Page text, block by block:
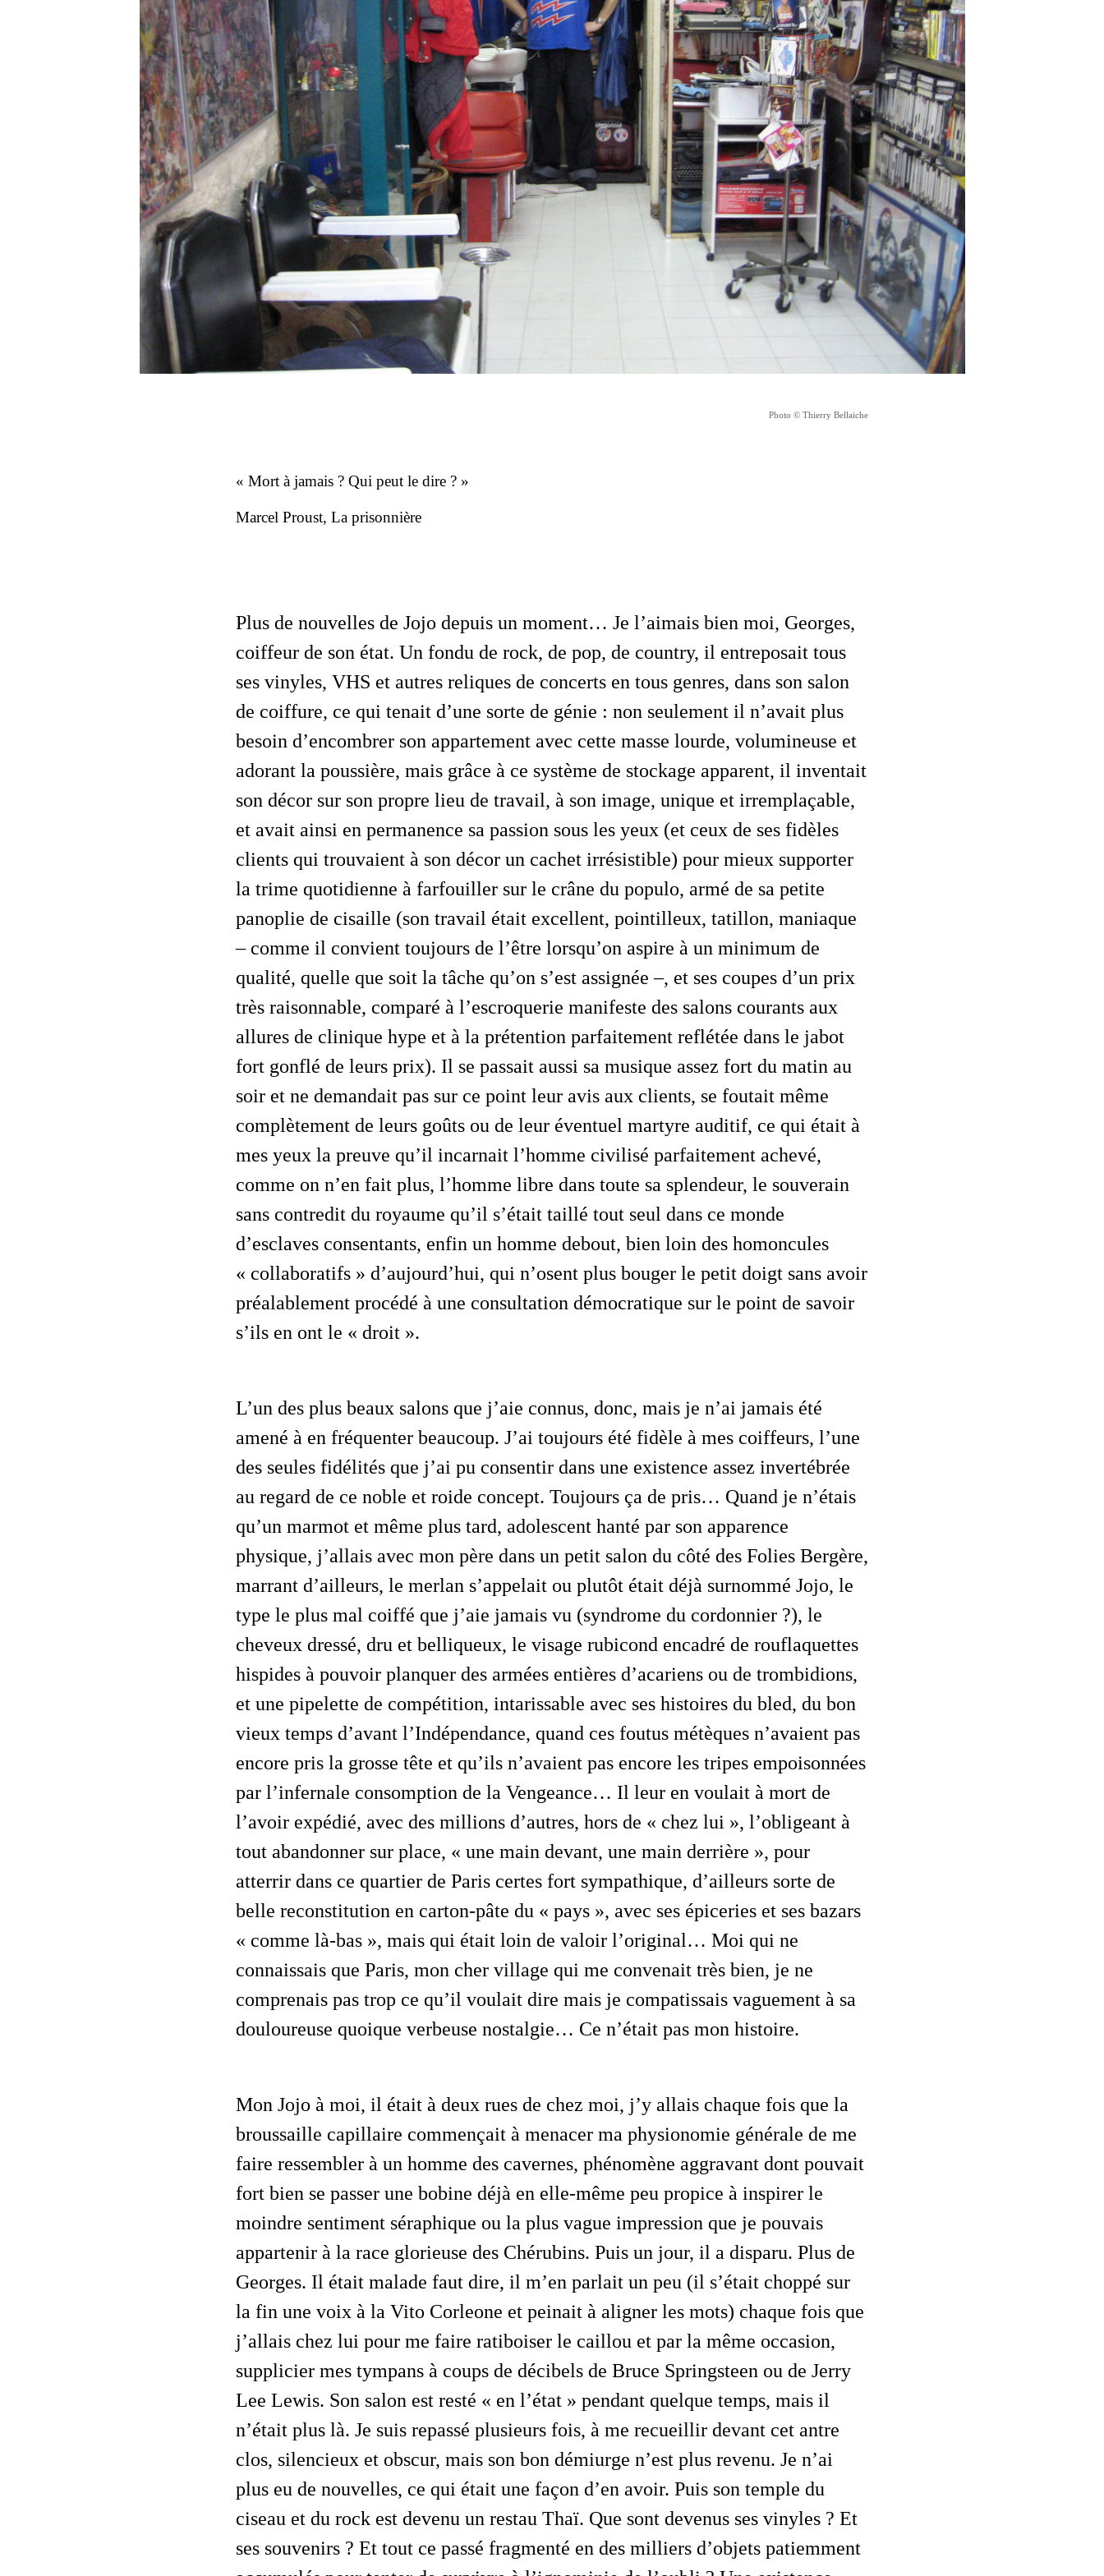
Photo © Thierry Bellaiche
« Mort à jamais ? Qui peut le dire ? »
Marcel Proust, La prisonnière
Plus de nouvelles de Jojo depuis un moment… Je l’aimais bien moi, Georges,
coiffeur de son état. Un fondu de rock, de pop, de country, il entreposait tous
ses vinyles, VHS et autres reliques de concerts en tous genres, dans son salon
de coiffure, ce qui tenait d’une sorte de génie : non seulement il n’avait plus
besoin d’encombrer son appartement avec cette masse lourde, volumineuse et
adorant la poussière, mais grâce à ce système de stockage apparent, il inventait
son décor sur son propre lieu de travail, à son image, unique et irremplaçable,
et avait ainsi en permanence sa passion sous les yeux (et ceux de ses fidèles
clients qui trouvaient à son décor un cachet irrésistible) pour mieux supporter
la trime quotidienne à farfouiller sur le crâne du populo, armé de sa petite
panoplie de cisaille (son travail était excellent, pointilleux, tatillon, maniaque
– comme il convient toujours de l’être lorsqu’on aspire à un minimum de
qualité, quelle que soit la tâche qu’on s’est assignée –, et ses coupes d’un prix
très raisonnable, comparé à l’escroquerie manifeste des salons courants aux
allures de clinique hype et à la prétention parfaitement reflétée dans le jabot
fort gonflé de leurs prix). Il se passait aussi sa musique assez fort du matin au
soir et ne demandait pas sur ce point leur avis aux clients, se foutait même
complètement de leurs goûts ou de leur éventuel martyre auditif, ce qui était à
mes yeux la preuve qu’il incarnait l’homme civilisé parfaitement achevé,
comme on n’en fait plus, l’homme libre dans toute sa splendeur, le souverain
sans contredit du royaume qu’il s’était taillé tout seul dans ce monde
d’esclaves consentants, enfin un homme debout, bien loin des homoncules
« collaboratifs » d’aujourd’hui, qui n’osent plus bouger le petit doigt sans avoir
préalablement procédé à une consultation démocratique sur le point de savoir
s’ils en ont le « droit ».
L’un des plus beaux salons que j’aie connus, donc, mais je n’ai jamais été
amené à en fréquenter beaucoup. J’ai toujours été fidèle à mes coiffeurs, l’une
des seules fidélités que j’ai pu consentir dans une existence assez invertébrée
au regard de ce noble et roide concept. Toujours ça de pris… Quand je n’étais
qu’un marmot et même plus tard, adolescent hanté par son apparence
physique, j’allais avec mon père dans un petit salon du côté des Folies Bergère,
marrant d’ailleurs, le merlan s’appelait ou plutôt était déjà surnommé Jojo, le
type le plus mal coiffé que j’aie jamais vu (syndrome du cordonnier ?), le
cheveux dressé, dru et belliqueux, le visage rubicond encadré de rouflaquettes
hispides à pouvoir planquer des armées entières d’acariens ou de trombidions,
et une pipelette de compétition, intarissable avec ses histoires du bled, du bon
vieux temps d’avant l’Indépendance, quand ces foutus métèques n’avaient pas
encore pris la grosse tête et qu’ils n’avaient pas encore les tripes empoisonnées
par l’infernale consomption de la Vengeance… Il leur en voulait à mort de
l’avoir expédié, avec des millions d’autres, hors de « chez lui », l’obligeant à
tout abandonner sur place, « une main devant, une main derrière », pour
atterrir dans ce quartier de Paris certes fort sympathique, d’ailleurs sorte de
belle reconstitution en carton-pâte du « pays », avec ses épiceries et ses bazars
« comme là-bas », mais qui était loin de valoir l’original… Moi qui ne
connaissais que Paris, mon cher village qui me convenait très bien, je ne
comprenais pas trop ce qu’il voulait dire mais je compatissais vaguement à sa
douloureuse quoique verbeuse nostalgie… Ce n’était pas mon histoire.
Mon Jojo à moi, il était à deux rues de chez moi, j’y allais chaque fois que la
broussaille capillaire commençait à menacer ma physionomie générale de me
faire ressembler à un homme des cavernes, phénomène aggravant dont pouvait
fort bien se passer une bobine déjà en elle-même peu propice à inspirer le
moindre sentiment séraphique ou la plus vague impression que je pouvais
appartenir à la race glorieuse des Chérubins. Puis un jour, il a disparu. Plus de
Georges. Il était malade faut dire, il m’en parlait un peu (il s’était choppé sur
la fin une voix à la Vito Corleone et peinait à aligner les mots) chaque fois que
j’allais chez lui pour me faire ratiboiser le caillou et par la même occasion,
supplicier mes tympans à coups de décibels de Bruce Springsteen ou de Jerry
Lee Lewis. Son salon est resté « en l’état » pendant quelque temps, mais il
n’était plus là. Je suis repassé plusieurs fois, à me recueillir devant cet antre
clos, silencieux et obscur, mais son bon démiurge n’est plus revenu. Je n’ai
plus eu de nouvelles, ce qui était une façon d’en avoir. Puis son temple du
ciseau et du rock est devenu un restau Thaï. Que sont devenus ses vinyles ? Et
ses souvenirs ? Et tout ce passé fragmenté en des milliers d’objets patiemment